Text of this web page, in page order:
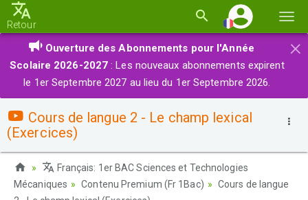
la
Retour
×
Ouverture des Abonnements pour l'Année
Scolaire 2026-2027 : Les nouveaux abonnements expirent
le 1er Septembre 2027 au lieu du 1er Septembre 2026.
Cours de langue 2 - Le champ lexical
(Exercices)
Français: 1er BAC Sciences et Technologies
Mécaniques
Contenu Premium (Fr 1Bac)
Cours de langue